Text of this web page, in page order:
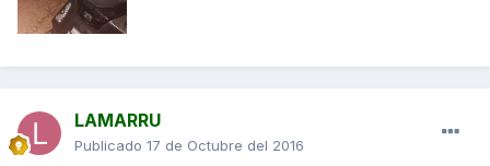
LAMARRU
Publicado 17 de Octubre del 2016